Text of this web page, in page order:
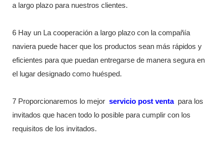
a largo plazo para nuestros clientes.
6 Hay un La cooperación a largo plazo con la compañía
naviera puede hacer que los productos sean más rápidos y
eficientes para que puedan entregarse de manera segura en
el lugar designado como huésped.
7 Proporcionaremos lo mejor servicio post venta para los
invitados que hacen todo lo posible para cumplir con los
requisitos de los invitados.